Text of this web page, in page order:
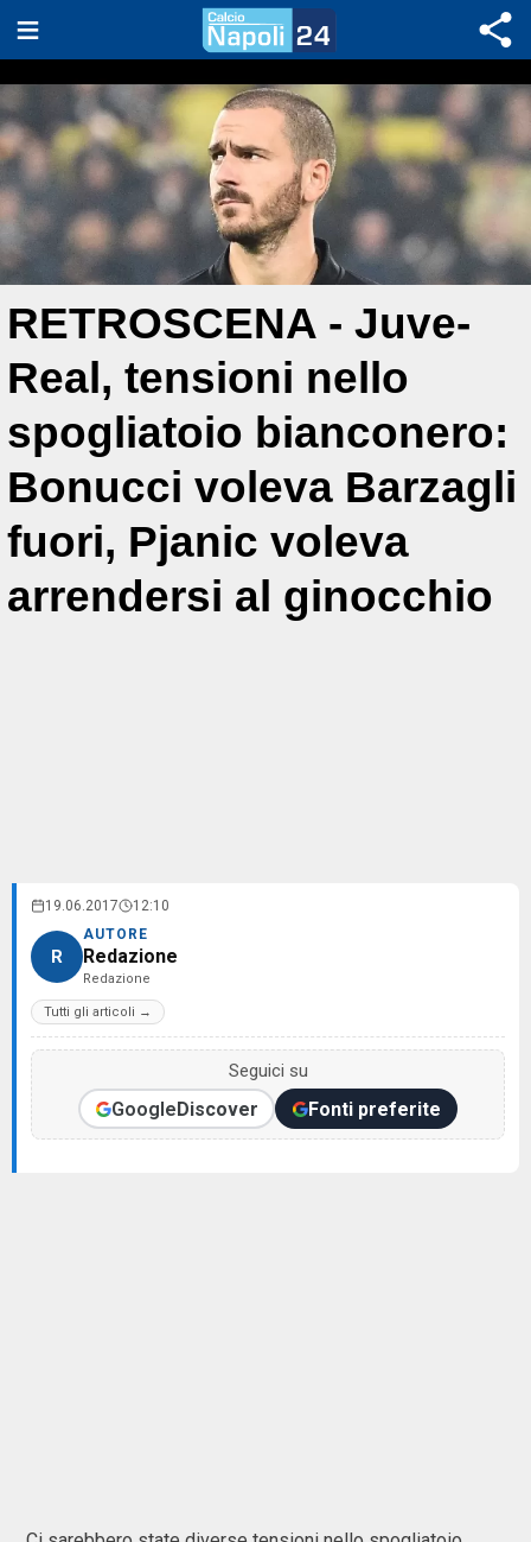
RETROSCENA - Juve-
Real, tensioni nello
spogliatoio bianconero:
Bonucci voleva Barzagli
fuori, Pjanic voleva
arrendersi al ginocchio
19.06.2017 12:10
R
AUTORE
Redazione
Redazione
Tutti gli articoli →
Seguici su
GoogleDiscover Fonti preferite